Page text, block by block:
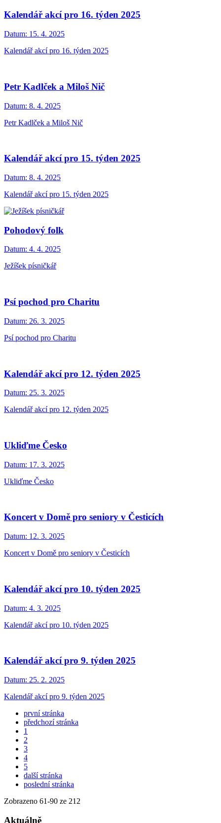
Kalendář akcí pro 16. týden 2025
Datum: 15. 4. 2025
Kalendář akcí pro 16. týden 2025
Petr Kadlček a Miloš Nič
Datum: 8. 4. 2025
Petr Kadlček a Miloš Nič
Kalendář akcí pro 15. týden 2025
Datum: 8. 4. 2025
Kalendář akcí pro 15. týden 2025
Pohodový folk
Datum: 4. 4. 2025
Ježíšek písničkář
Psí pochod pro Charitu
Datum: 26. 3. 2025
Psí pochod pro Charitu
Kalendář akcí pro 12. týden 2025
Datum: 25. 3. 2025
Kalendář akcí pro 12. týden 2025
Ukliďme Česko
Datum: 17. 3. 2025
Ukliďme Česko
Koncert v Domě pro seniory v Česticích
Datum: 12. 3. 2025
Koncert v Domě pro seniory v Česticích
Kalendář akcí pro 10. týden 2025
Datum: 4. 3. 2025
Kalendář akcí pro 10. týden 2025
Kalendář akcí pro 9. týden 2025
Datum: 25. 2. 2025
Kalendář akcí pro 9. týden 2025
první stránka
předchozí stránka
1
2
3
4
5
další stránka
poslední stránka
Zobrazeno 61-90 ze 212
Aktuálně